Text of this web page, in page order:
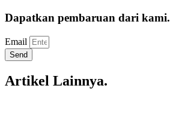
Dapatkan pembaruan dari kami.
Email
Send
Artikel Lainnya.